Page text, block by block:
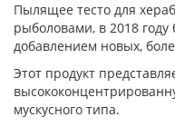
Пылящее тесто для
рыболовами, в 2018
добавлением новых,
Этот продукт
мускусного типа.